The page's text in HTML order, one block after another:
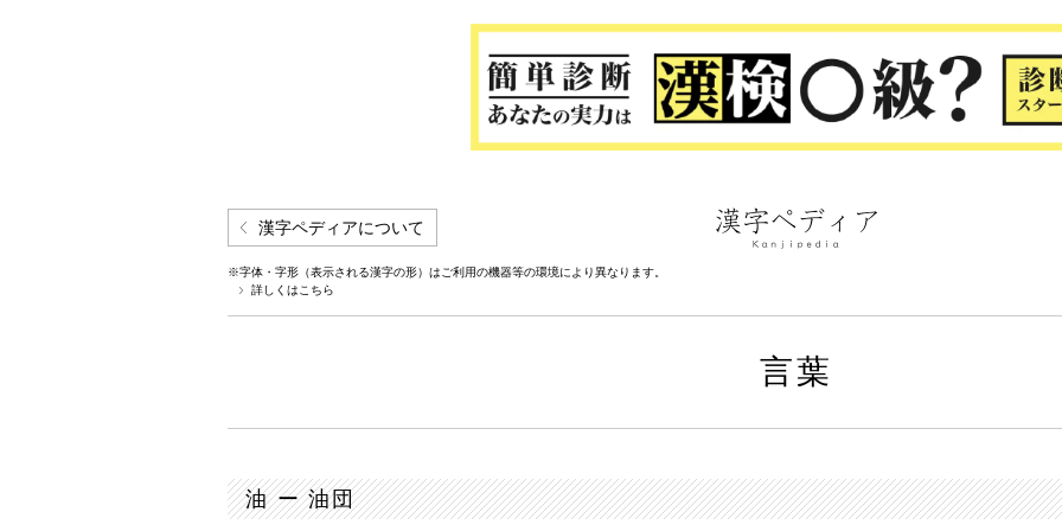
漢字ペディアについて
※字体・字形（表示される漢字の形）はご利用の機器等の環境により異なります。
詳しくはこちら
言葉
油 ー 油団